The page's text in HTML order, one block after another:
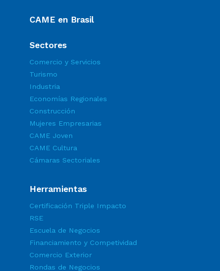
CAME en Brasil
Sectores
Comercio y Servicios
Turismo
Industria
Economías Regionales
Construcción
Mujeres Empresarias
CAME Joven
CAME Cultura
Cámaras Sectoriales
Herramientas
Certificación Triple Impacto
RSE
Escuela de Negocios
Financiamiento y Competividad
Comercio Exterior
Rondas de Negocios